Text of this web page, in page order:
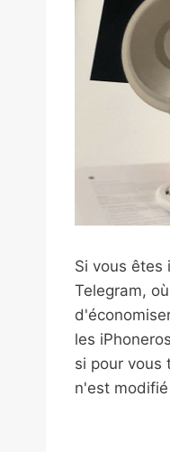
Si vous êtes
Telegram,
les
si pour vous
n'est